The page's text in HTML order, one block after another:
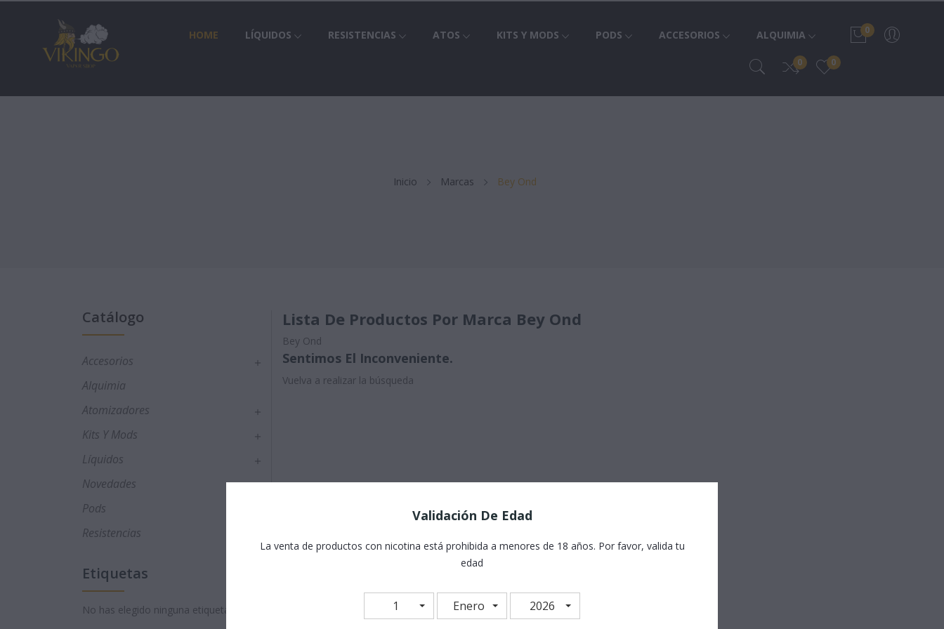
HOME LÍQUIDOS RESISTENCIAS ATOS KITS Y MODS PODS ACCESORIOS ALQUIMIA 0
0
0
Inicio Marcas Bey Ond
Catálogo
Accesorios
Alquimia
Atomizadores
Kits Y Mods
Líquidos
Novedades
Pods
Resistencias
Etiquetas
No has elegido ninguna etiqueta
Lista De Productos Por Marca Bey Ond
Bey Ond
Sentimos El Inconveniente.
Vuelva a realizar la búsqueda
Validación De Edad
La venta de productos con nicotina está prohibida a menores de 18 años. Por favor, valida tu
edad
1 Enero 2026